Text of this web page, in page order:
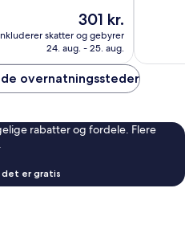
Prisen
301 kr.
301 kr.
skatter og gebyrer
24. aug. - 25. aug.
overnatningssteder
rabatter og fordele. Flere
det er gratis